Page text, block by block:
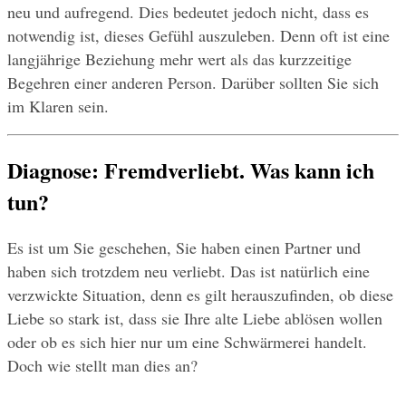
neu und aufregend. Dies bedeutet jedoch nicht, dass es
notwendig ist, dieses Gefühl auszuleben. Denn oft ist eine
langjährige Beziehung mehr wert als das kurzzeitige
Begehren einer anderen Person. Darüber sollten Sie sich
im Klaren sein.
Diagnose: Fremdverliebt. Was kann ich
tun?
Es ist um Sie geschehen, Sie haben einen Partner und
haben sich trotzdem neu verliebt. Das ist natürlich eine
verzwickte Situation, denn es gilt herauszufinden, ob diese
Liebe so stark ist, dass sie Ihre alte Liebe ablösen wollen
oder ob es sich hier nur um eine Schwärmerei handelt.
Doch wie stellt man dies an?